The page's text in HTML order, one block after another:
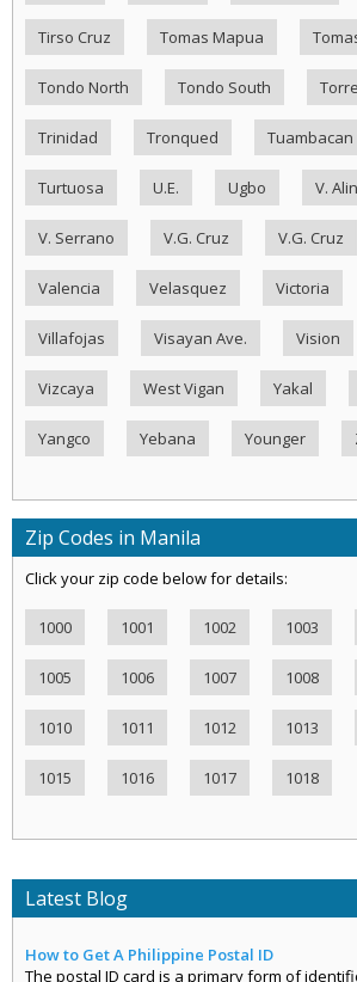
Tirso Cruz Tomas Mapua
Tondo North Tondo South
Trinidad Tronqued Tuambacan
Turtuosa U.E. Ugbo V.
V. Serrano V.G. Cruz V.G. Cruz
Valencia Velasquez Victoria
Villafojas Visayan Ave. Vision
Vizcaya West Vigan Yakal
Yangco Yebana Younger
Zip Codes in Manila
Click your zip code below for details:
1000 1001 1002 1003
1005 1006 1007 1008
1010 1011 1012 1013
1015 1016 1017 1018
Latest Blog
How to Get A Philippine Postal ID
The postal ID card is a primary form of